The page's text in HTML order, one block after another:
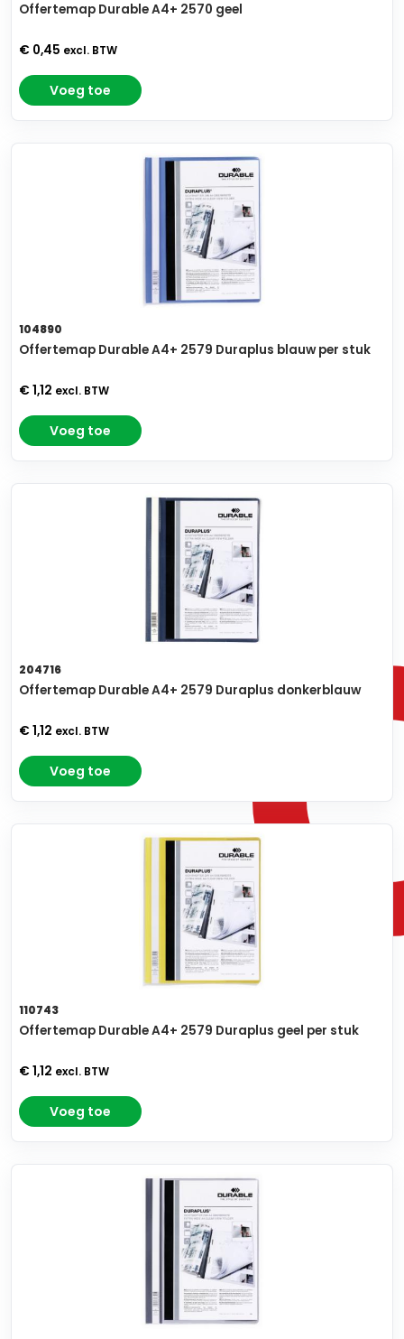
Offertemap Durable A4+ 2570 geel
€ 0,45 excl. BTW
Voeg toe
104890
Offertemap Durable A4+ 2579 Duraplus blauw per stuk
€ 1,12 excl. BTW
Voeg toe
204716
Offertemap Durable A4+ 2579 Duraplus donkerblauw
€ 1,12 excl. BTW
Voeg toe
110743
Offertemap Durable A4+ 2579 Duraplus geel per stuk
€ 1,12 excl. BTW
Voeg toe